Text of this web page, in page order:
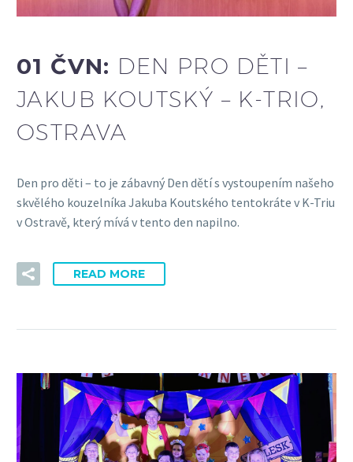
01 ČVN: DEN PRO DĚTI –
JAKUB KOUTSKÝ – K-TRIO,
OSTRAVA
Den pro děti – to je zábavný Den dětí s vystoupením našeho
skvělého kouzelníka Jakuba Koutského tentokráte v K-Triu
v Ostravě, který mívá v tento den napilno.
READ MORE